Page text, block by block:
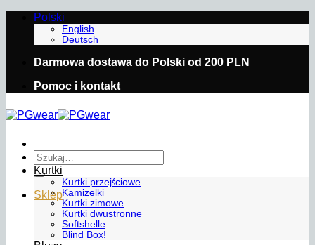
Przewiń
zawartości
Polski
English
Deutsch
Darmowa dostawa do Polski od 200 PLN
Pomoc i kontakt
Szukaj:
Sklep
Kurtki
Kurtki przejściowe
Kamizelki
Kurtki zimowe
Kurtki dwustronne
Softshelle
Blind Box!